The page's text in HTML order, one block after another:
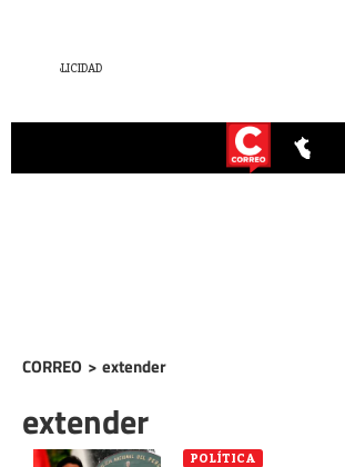
CORREO > extender
extender
POLÍTICA